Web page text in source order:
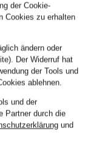
der Cookie-
Cookies zu erhalten
ändern oder
Der Widerruf hat
der Tools und
ablehnen.
und der
Partner durch die
und